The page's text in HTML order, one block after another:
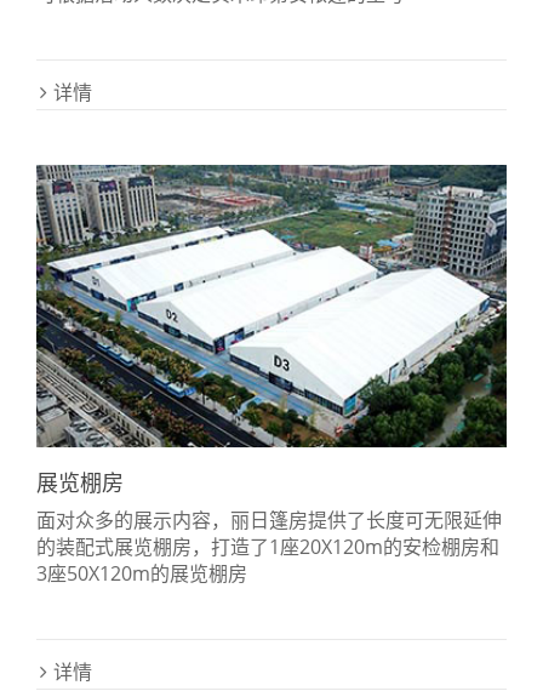
详情
展览棚房
面对众多的展示内容，丽日篷房提供了长度可无限延伸
的装配式展览棚房，打造了1座20X120m的安检棚房和
3座50X120m的展览棚房
详情